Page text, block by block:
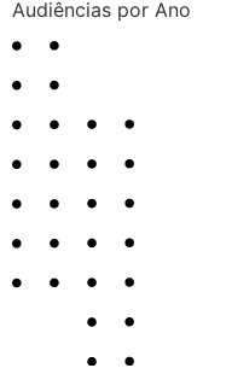
Audiências por Ano